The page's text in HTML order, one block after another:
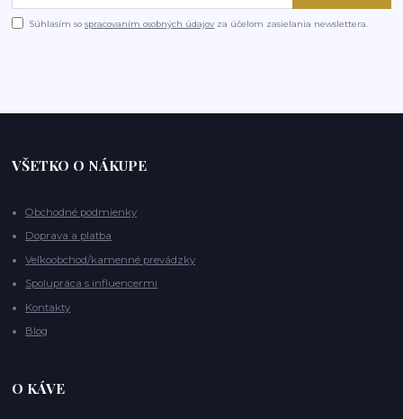
Súhlasím sospracovaním osobných údajov za účelom zasielania newslettera.
VŠETKO O NÁKUPE
Obchodné podmienky
Doprava a platba
Veľkoobchod/kamenné prevádzky
Spolupráca s influencermi
Kontakty
Blog
O KÁVE